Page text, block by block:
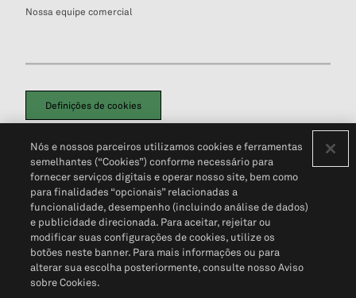
Nossa equipe comercial
Definições de cookies
Política de PrivacidadePortal de privacidade do cliente (em inglês)
Não Venda Minhas Informações Pessoais© 2026 S&P Global
Nós e nossos parceiros utilizamos cookies e ferramentas
semelhantes (“Cookies”) conforme necessário para
fornecer serviços digitais e operar nosso site, bem como
para finalidades “opcionais” relacionadas a
funcionalidade, desempenho (incluindo análise de dados)
e publicidade direcionada. Para aceitar, rejeitar ou
modificar suas configurações de cookies, utilize os
botões neste banner. Para mais informações ou para
alterar sua escolha posteriormente, consulte nosso Aviso
sobre Cookies.